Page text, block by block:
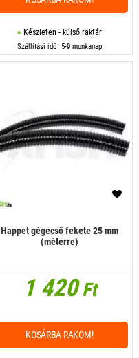
Készleten - külső raktár
Szállítási idő: 5-9 munkanap
Happet gégecső fekete 25 mm
(méterre)
1 420Ft
KOSÁRBA RAKOM!